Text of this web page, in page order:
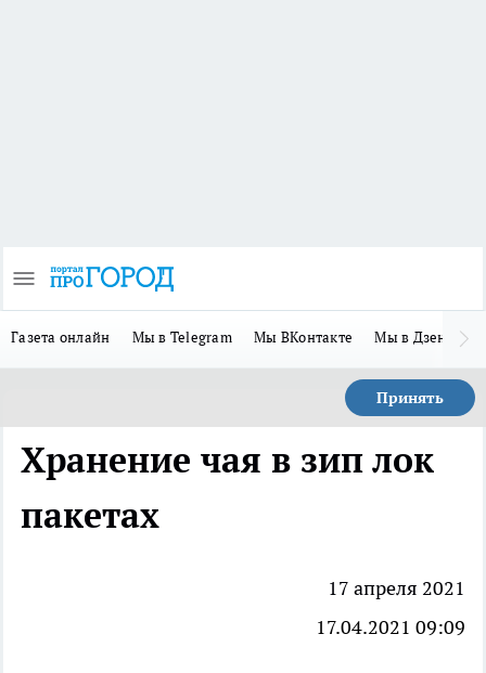
Газета онлайн Мы в Telegram Мы ВКонтакте Мы в Дзене
Принять
Хранение чая в зип лок
пакетах
17 апреля 2021
17.04.2021 09:09